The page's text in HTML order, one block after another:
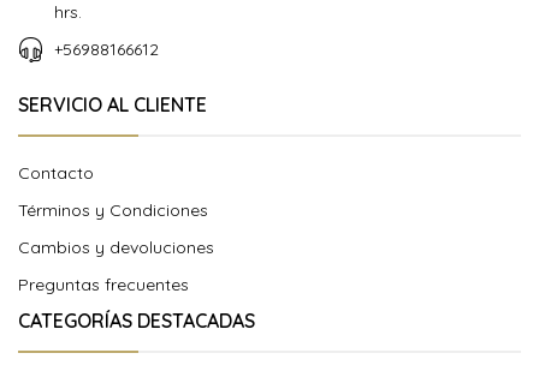
hrs.
+56988166612
SERVICIO AL CLIENTE
Contacto
Términos y Condiciones
Cambios y devoluciones
Preguntas frecuentes
CATEGORÍAS DESTACADAS